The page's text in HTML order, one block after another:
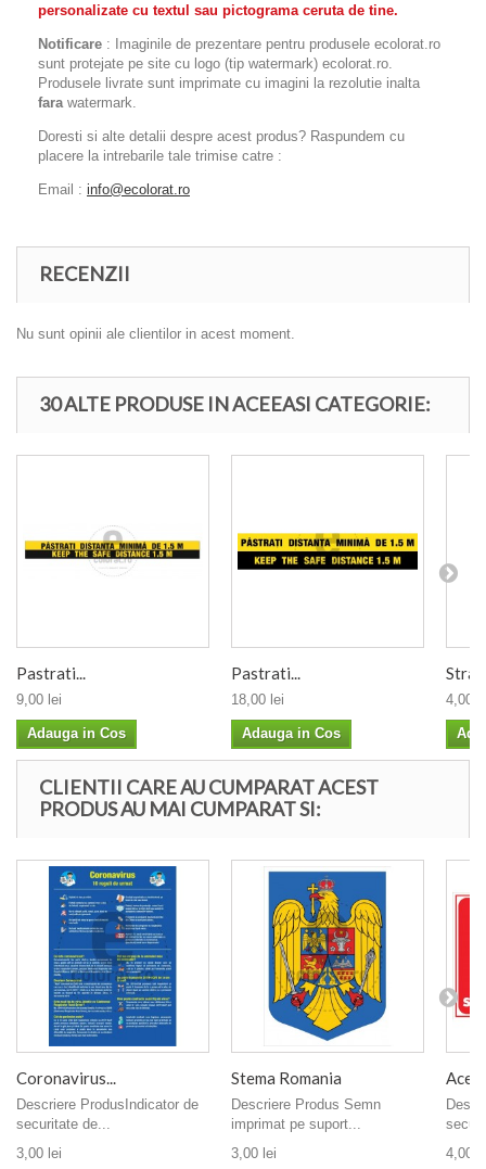
personalizate cu textul sau pictograma ceruta de tine.
Notificare : Imaginile de prezentare pentru produsele ecolorat.ro
sunt protejate pe site cu logo (tip watermark) ecolorat.ro.
Produsele livrate sunt imprimate cu imagini la rezolutie inalta
fara watermark.
Doresti si alte detalii despre acest produs? Raspundem cu
placere la intrebarile tale trimise catre :
Email : info@ecolorat.ro
RECENZII
Nu sunt opinii ale clientilor in acest moment.
30 ALTE PRODUSE IN ACEEASI CATEGORIE:
Pastrati...
9,00 lei
Adauga in Cos
Pastrati...
18,00 lei
Adauga in Cos
4,00
CLIENTII CARE AU CUMPARAT ACEST
PRODUS AU MAI CUMPARAT SI:
Coronavirus...
Descriere ProdusIndicator de
securitate de...
3,00 lei
Stema Romania
Descriere Produs Semn
imprimat pe suport...
3,00 lei
4,00